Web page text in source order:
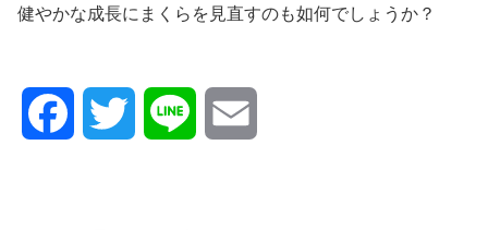
健やかな成長にまくらを見直すのも如何でしょうか？